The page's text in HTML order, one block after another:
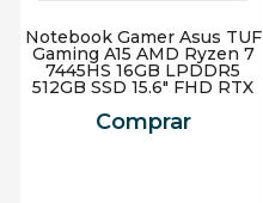
Notebook Gamer Asus TUF
Gaming A15 AMD Ryzen 7
7445HS 16GB LPDDR5
512GB SSD 15.6" FHD RTX
Preto
Comprar